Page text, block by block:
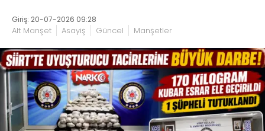
Giriş: 20-07-2026 09:28
Alt Manşet Asayiş Güncel Manşetler